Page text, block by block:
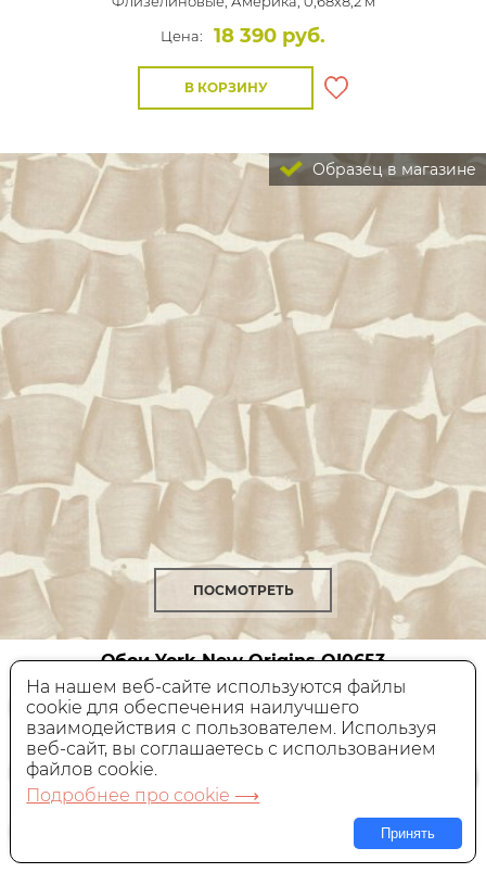
Цена:
18 390 руб.
В КОРЗИНУ
Образец в магазине
ПОСМОТРЕТЬ
Обои York New OriginsOI0653
Америка, 0,68x8,2 м
Цена:
14 440 руб.
В КОРЗИНУ
На нашем веб-сайте используются файлы
cookie для обеспечения наилучшего
взаимодействия с пользователем. Используя
веб-сайт, вы соглашаетесь с использованием
файлов cookie.
Подробнее про cookie ⟶
Принять